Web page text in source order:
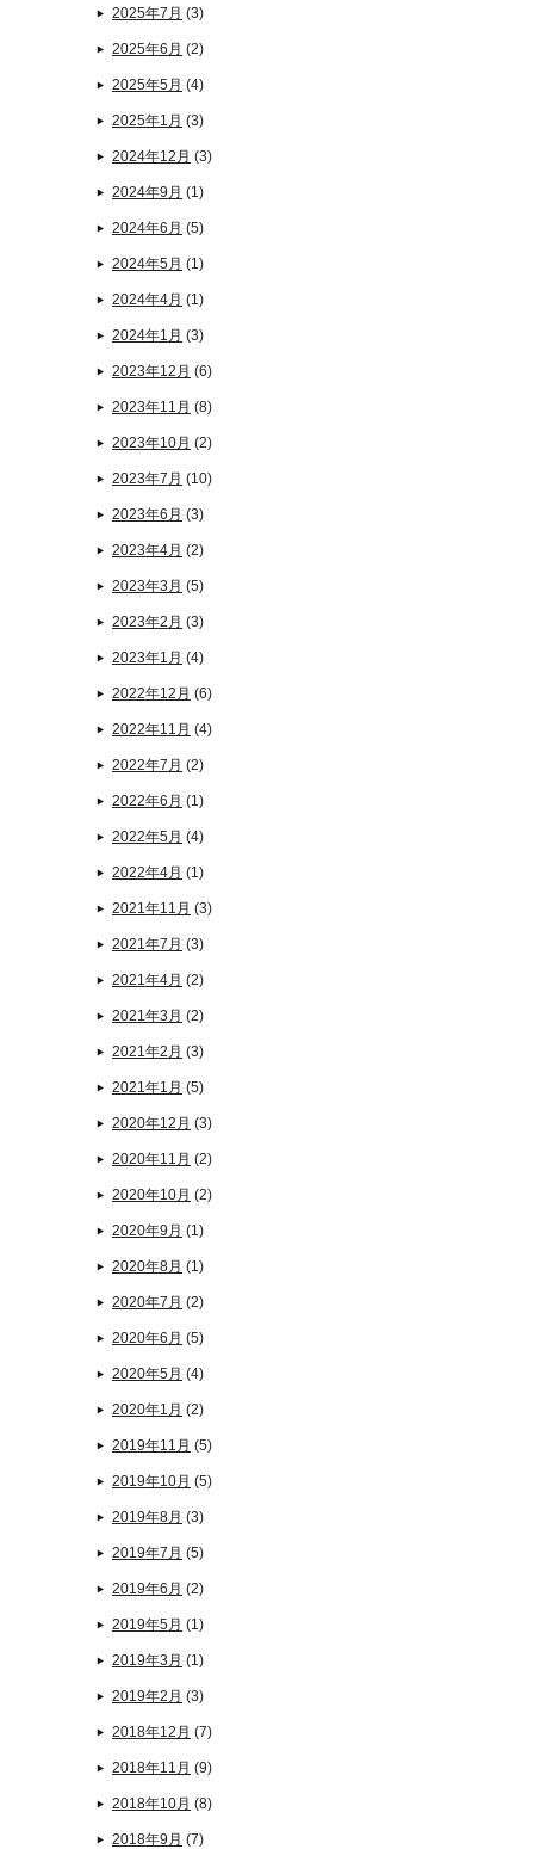
2025年7月 (3)
2025年6月 (2)
2025年5月 (4)
2025年1月 (3)
2024年12月 (3)
2024年9月 (1)
2024年6月 (5)
2024年5月 (1)
2024年4月 (1)
2024年1月 (3)
2023年12月 (6)
2023年11月 (8)
2023年10月 (2)
2023年7月 (10)
2023年6月 (3)
2023年4月 (2)
2023年3月 (5)
2023年2月 (3)
2023年1月 (4)
2022年12月 (6)
2022年11月 (4)
2022年7月 (2)
2022年6月 (1)
2022年5月 (4)
2022年4月 (1)
2021年11月 (3)
2021年7月 (3)
2021年4月 (2)
2021年3月 (2)
2021年2月 (3)
2021年1月 (5)
2020年12月 (3)
2020年11月 (2)
2020年10月 (2)
2020年9月 (1)
2020年8月 (1)
2020年7月 (2)
2020年6月 (5)
2020年5月 (4)
2020年1月 (2)
2019年11月 (5)
2019年10月 (5)
2019年8月 (3)
2019年7月 (5)
2019年6月 (2)
2019年5月 (1)
2019年3月 (1)
2019年2月 (3)
2018年12月 (7)
2018年11月 (9)
2018年10月 (8)
2018年9月 (7)